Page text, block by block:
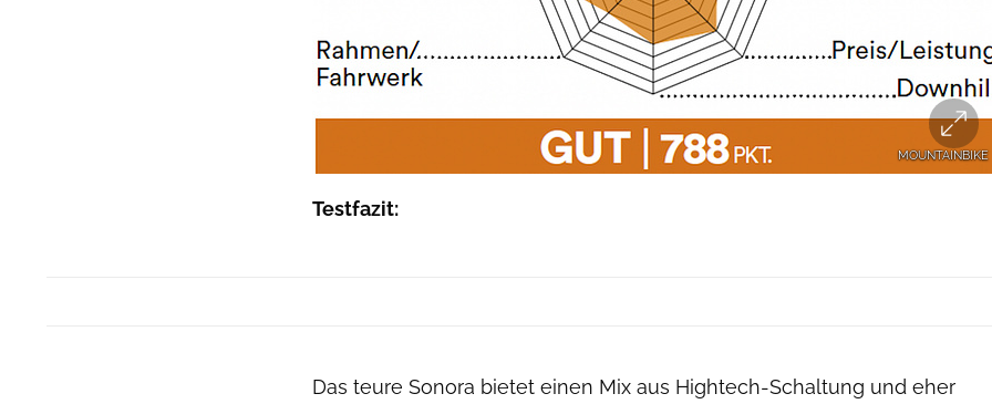
MOUNTAINBIKE
Testfazit:
Das teure Sonora bietet einen Mix aus Hightech-Schaltung und eher